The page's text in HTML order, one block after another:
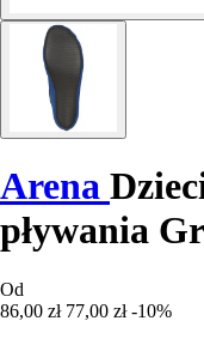
Arena
pływania
Od
86,00 zł 77,00 zł -10%